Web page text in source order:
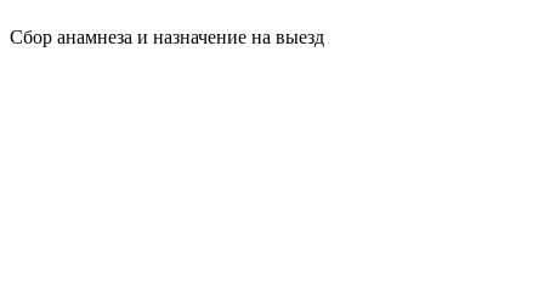
Сбор анамнеза и назначение на выезд